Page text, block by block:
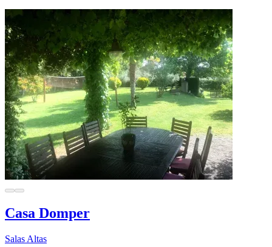
Casa Domper
Salas Altas